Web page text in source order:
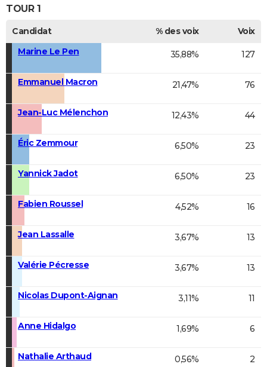
TOUR 1
Candidat % des voix
Voix
Marine Le Pen
35,88% 127
Emmanuel Macron 21,47% 76
Jean-Luc Mélenchon 12,43% 44
Éric Zemmour 6,50% 23
Yannick Jadot 6,50% 23
Fabien Roussel 4,52% 16
Jean Lassalle 3,67% 13
Valérie Pécresse 3,67% 13
Nicolas Dupont-Aignan 3,11% 11
Anne Hidalgo 1,69% 6
Nathalie Arthaud 0,56% 2